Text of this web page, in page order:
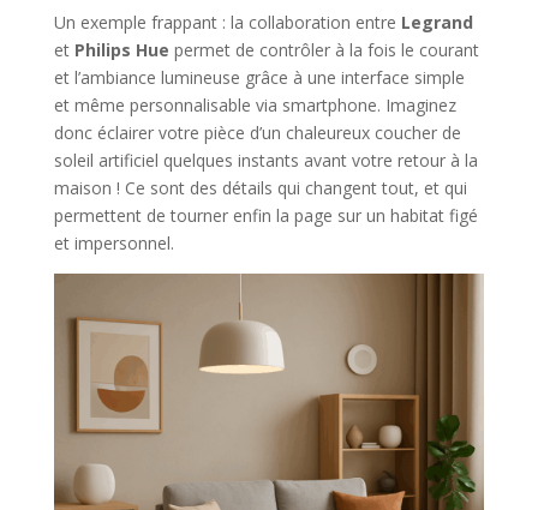
Un exemple frappant : la collaboration entre Legrand
et Philips Hue permet de contrôler à la fois le courant
et l’ambiance lumineuse grâce à une interface simple
et même personnalisable via smartphone. Imaginez
donc éclairer votre pièce d’un chaleureux coucher de
soleil artificiel quelques instants avant votre retour à la
maison ! Ce sont des détails qui changent tout, et qui
permettent de tourner enfin la page sur un habitat figé
et impersonnel.